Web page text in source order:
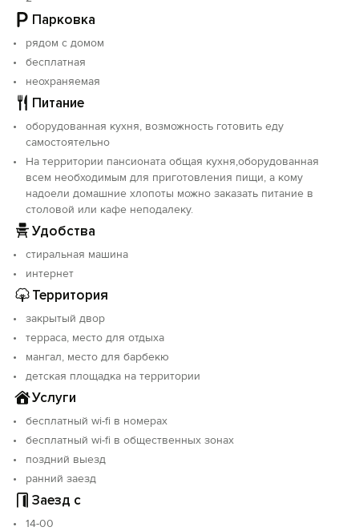
Отдыхающие, желающие получить полный курс
лечения, могут оздоровиться в санатории. В 7
километрах расположен город Евпатория со своей
огромной массой развлечений: клубы, бары,
рестораны, бутики, аквапарк, дельфинарий. Вам не
составит труда добраться на маршрутке № 8 до
Евпатории или воспользоваться услугами такси.
Хорошие климатические условия, чистый морской
воздух создаст великолепные условия для отдыха, а
атмосфера, царящая здесь, набраться массы
положительных эмоций. Хороший выбор места - залог
успеха отдыха! Доступная цена и высокое качество
Вас приятно удивят. Добро пожаловать!
Парковка
рядом с домом
бесплатная
неохраняемая
Питание
оборудованная кухня, возможность готовить еду
самостоятельно
На территории пансионата общая кухня,оборудованная
всем необходимым для приготовления пищи, а кому
надоели домашние хлопоты можно заказать питание в
столовой или кафе неподалеку.
Удобства
стиральная машина
интернет
Территория
закрытый двор
терраса, место для отдыха
мангал, место для барбекю
детская площадка на территории
Услуги
бесплатный wi-fi в номерах
бесплатный wi-fi в общественных зонах
поздний выезд
ранний заезд
Заезд с
14-00